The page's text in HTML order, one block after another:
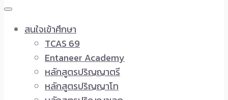
สนใจเข้าศึกษา
TCAS 69
Entaneer Academy
หลักสูตรปริญญาตรี
หลักสูตรปริญญาโท